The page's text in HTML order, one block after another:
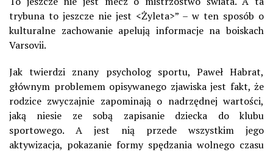
trybuna to jeszcze nie jest <Żyleta>” – w ten sposób o
kulturalne zachowanie apelują informacje na boiskach
Varsovii.
Jak twierdzi znany psycholog sportu, Paweł Habrat,
głównym problemem opisywanego zjawiska jest fakt, że
rodzice zwyczajnie zapominają o nadrzędnej wartości,
jaką niesie ze sobą zapisanie dziecka do klubu
sportowego. A jest nią przede wszystkim jego
aktywizacja, pokazanie formy spędzania wolnego czasu